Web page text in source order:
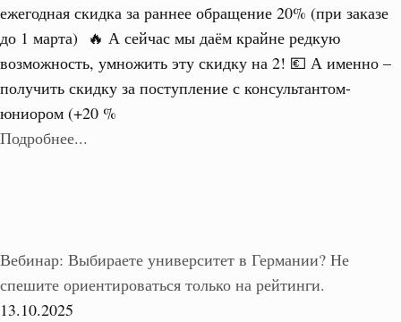
ежегодная скидка за раннее обращение 20% (при заказе
до 1 марта) 🔥 А сейчас мы даём крайне редкую
возможность, умножить эту скидку на 2! 💶 А именно –
получить скидку за поступление с консультантом-
юниором (+20 %
Подробнее...
Вебинар: Выбираете университет в Германии? Не
спешите ориентироваться только на рейтинги.
13.10.2025